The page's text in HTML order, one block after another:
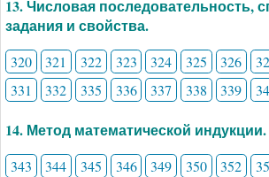
13. Числовая последовательность,
задания и свойства.
320 321 322 323 324 325 326
331
332 335 336 337 338 339
14. Метод математической индукции.
343 344 345 346 349 350 352